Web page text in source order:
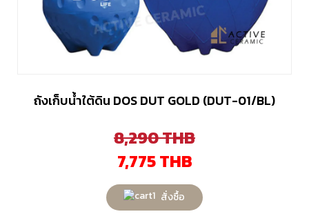
ถังเก็บน้ำใต้ดิน DOS DUT GOLD (DUT-01/BL)
8,290THB
7,775THB
สั่งซื้อ